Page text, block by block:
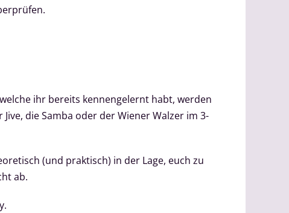
ihr bereits kennengelernt habt, werden
die Samba oder der Wiener Walzer im 3-
(und praktisch) in der Lage, euch zu
ab.